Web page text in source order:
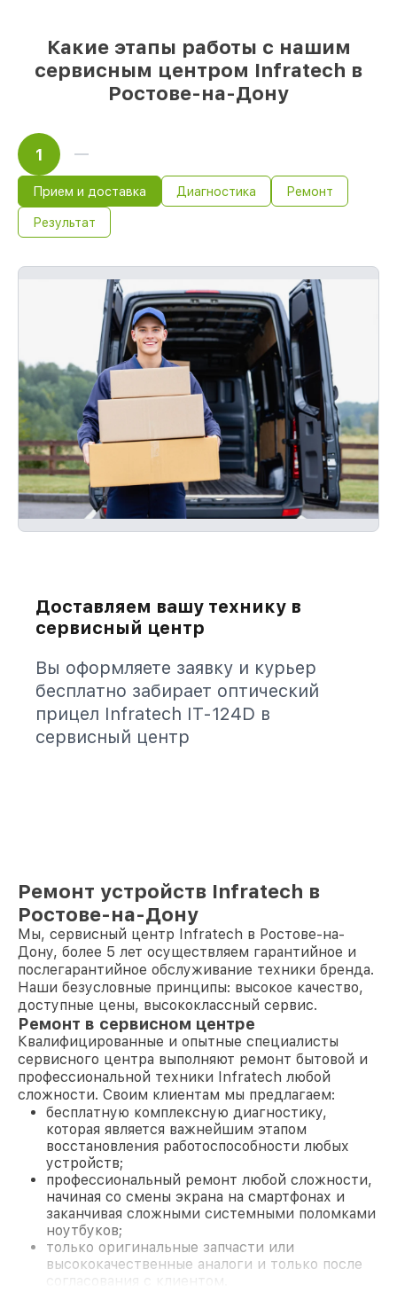
Какие этапы работы с нашим
сервисным центром Infratech в
Ростове-на-Дону
1
Прием и доставка Диагностика Ремонт
Результат
Доставляем вашу технику в
сервисный центр
Вы оформляете заявку и курьер
бесплатно забирает оптический
прицел Infratech IT-124D в
сервисный центр
Ремонт устройств Infratech в
Ростове-на-Дону
Мы, сервисный центр Infratech в Ростове-на-
Дону, более 5 лет осуществляем гарантийное и
послегарантийное обслуживание техники бренда.
Наши безусловные принципы: высокое качество,
доступные цены, высококлассный сервис.
Ремонт в сервисном центре
Квалифицированные и опытные специалисты
сервисного центра выполняют ремонт бытовой и
профессиональной техники Infratech любой
сложности. Своим клиентам мы предлагаем:
бесплатную комплексную диагностику,
которая является важнейшим этапом
восстановления работоспособности любых
устройств;
профессиональный ремонт любой сложности,
начиная со смены экрана на смартфонах и
заканчивая сложными системными поломками
ноутбуков;
только оригинальные запчасти или
высококачественные аналоги и только после
согласования с клиентом.